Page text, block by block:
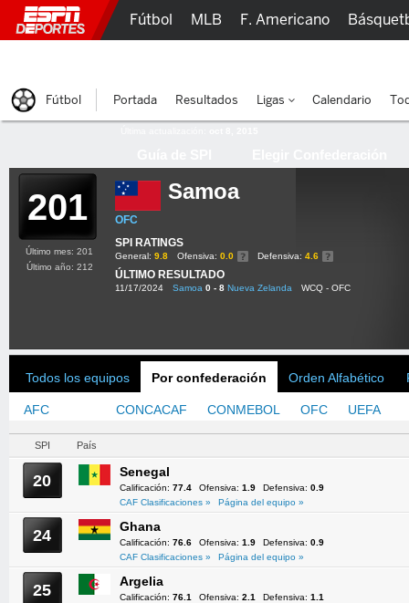
201 Samoa
OFC
SPI RATINGS
General: 9.8 Ofensiva: 0.0 Defensiva: 4.6
ÚLTIMO RESULTADO
11/17/2024 Samoa 0 - 8 Nueva Zelanda WCQ - OFC
Último mes: 201
Último año: 212
Todos los equipos Por confederación Orden Alfabético
AFC CONCACAF CONMEBOL OFC UEFA
SPI País
20 Senegal
Calificación: 77.4 Ofensiva: 1.9 Defensiva: 0.9
CAF Clasificaciones »
Página del equipo »
24 Ghana
Calificación: 76.6 Ofensiva: 1.9 Defensiva: 0.9
CAF Clasificaciones »
Página del equipo »
25 Argelia
Calificación: 76.1 Ofensiva: 2.1 Defensiva: 1.1
Fútbol MLB F. Americano
Fútbol Portada Resultados Ligas Calendario